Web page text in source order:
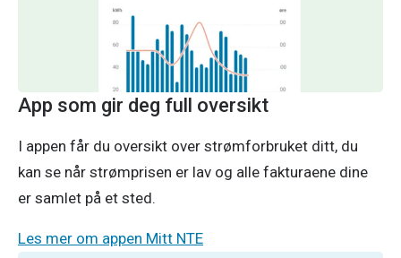
App som gir deg full oversikt
I appen får du oversikt over strømforbruket ditt, du
kan se når strømprisen er lav og alle fakturaene dine
er samlet på et sted.
Les mer om appen Mitt NTE